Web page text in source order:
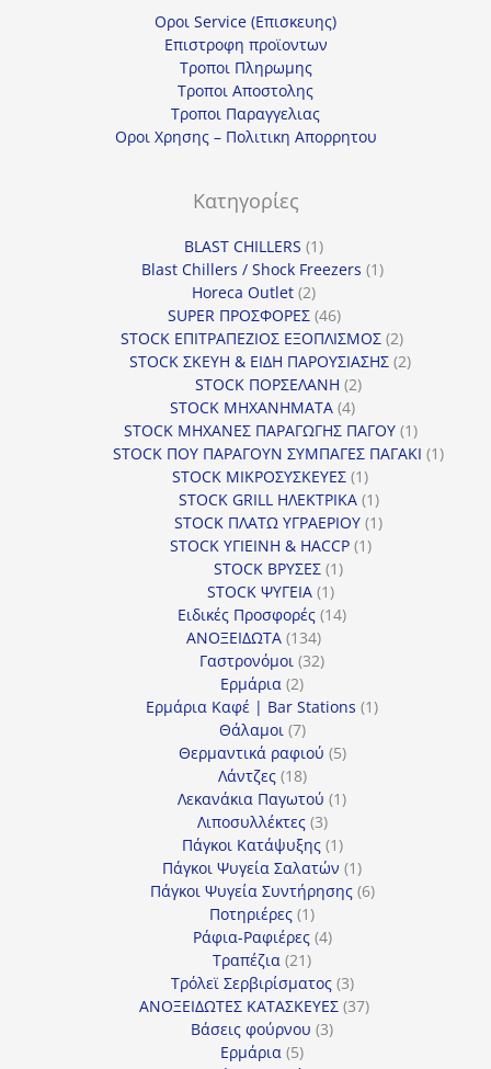
Οροι Service (Επισκευης)
Επιστροφη προϊοντων
Τροποι Πληρωμης
Τροποι Αποστολης
Τροποι Παραγγελιας
Οροι Χρησης – Πολιτικη Απορρητου
Κατηγορίες
BLAST CHILLERS 11
προϊόν
Blast Chillers / Shock Freezers 11
Horeca Outlet 22
προϊόντα
SUPER ΠΡΟΣΦΟΡΕΣ 4646
προϊόντα
STOCK ΕΠΙΤΡΑΠΕΖΙΟΣ ΕΞΟΠΛΙΣΜΟΣ 22
προϊόντα
STOCK ΣΚΕΥΗ & ΕΙΔΗ ΠΑΡΟΥΣΙΑΣΗΣ 22
STOCK ΠΟΡΣΕΛΑΝΗ 22
STOCK ΜΗΧΑΝΗΜΑΤΑ 44
προϊόντα
STOCK ΜΗΧΑΝΕΣ ΠΑΡΑΓΩΓΗΣ ΠΑΓΟΥ 11
προϊόν
STOCK ΠΟΥ ΠΑΡΑΓΟΥΝ ΣΥΜΠΑΓΕΣ ΠΑΓΑΚΙ 11
STOCK ΜΙΚΡΟΣΥΣΚΕΥΕΣ 11
προϊόν
STOCK GRILL ΗΛΕΚΤΡΙΚΑ 11
προϊόν
STOCK ΠΛΑΤΩ ΥΓΡΑΕΡΙΟΥ 11
STOCK ΥΓΙΕΙΝΗ & HACCP 11
STOCK ΒΡΥΣΕΣ 11
STOCK ΨΥΓΕΙΑ 11
προϊόν
Ειδικές Προσφορές 1414
ΑΝΟΞΕΙΔΩΤΑ 134134
προϊόντα
Γαστρονόμοι 3232
Ερμάρια 22
προϊόντα
Ερμάρια Καφέ | Bar Stations 11
Θάλαμοι 77
προϊόντα
Θερμαντικά ραφιού 55
Λάντζες 1818
προϊόντα
Λεκανάκια Παγωτού 11
Λιποσυλλέκτες 33
προϊόντα
Πάγκοι Κατάψυξης 11
προϊόν
Πάγκοι Ψυγεία Σαλατών 11
προϊόν
Πάγκοι Ψυγεία Συντήρησης 66
Ποτηριέρες 11
προϊόν
Ράφια-Ραφιέρες 44
Τραπέζια 2121
προϊόντα
Τρόλεϊ Σερβιρίσματος 33
προϊόντα
ΑΝΟΞΕΙΔΩΤΕΣ ΚΑΤΑΣΚΕΥΕΣ 3737
Βάσεις φούρνου 33
Ερμάρια 55